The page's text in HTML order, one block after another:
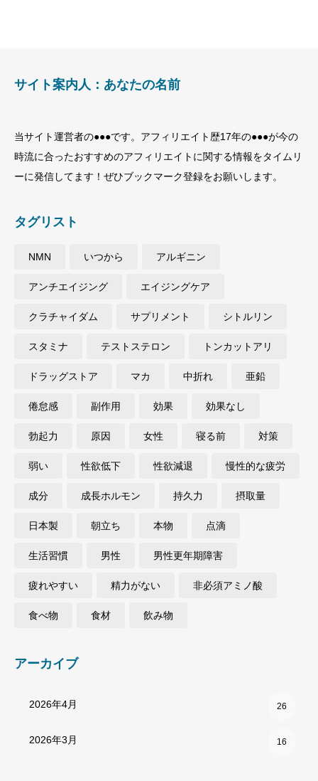
サイト案内人：あなたの名前
当サイト運営者の●●●です。アフィリエイト歴17年の●●●が今の
時流に合ったおすすめのアフィリエイトに関する情報をタイムリ
ーに発信してます！ぜひブックマーク登録をお願いします。
タグリスト
NMN いつから アルギニン
アンチエイジング エイジングケア
クラチャイダム サプリメント シトルリン
スタミナ テストステロン トンカットアリ
ドラッグストア マカ 中折れ 亜鉛
倦怠感 副作用 効果 効果なし
勃起力 原因 女性 寝る前 対策
弱い 性欲低下 性欲減退 慢性的な疲労
成分 成長ホルモン 持久力 摂取量
日本製 朝立ち 本物 点滴
生活習慣 男性 男性更年期障害
疲れやすい 精力がない 非必須アミノ酸
食べ物 食材 飲み物
アーカイブ
2026年4月 26
2026年3月 16